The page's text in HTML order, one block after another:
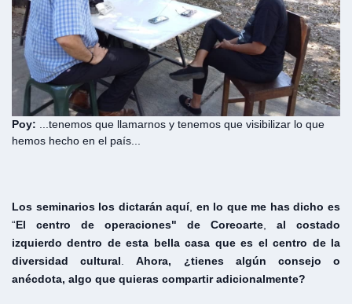
Poy: ...tenemos que llamarnos y tenemos que visibilizar lo que
hemos hecho en el país...
Los seminarios los dictarán aquí, en lo que me has dicho es
“El centro de operaciones" de Coreoarte, al
costado
izquierdo dentro de esta bella casa que es el centro de la
diversidad
cultural.Ahora, ¿tienes algún consejo o
anécdota, algo que quieras compartir adicionalmente?